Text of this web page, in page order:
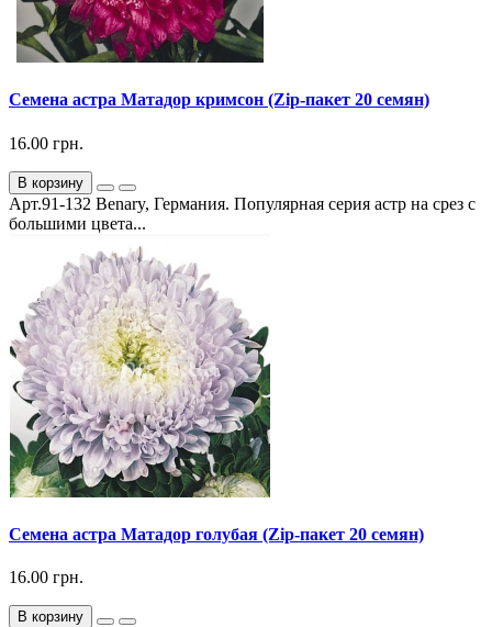
Семена астра Матадор кримсон (Zip-пакет 20 семян)
16.00 грн.
В корзину
Арт.91-132 Benary, Германия. Популярная серия астр на срез с
большими цвета...
Семена астра Матадор голубая (Zip-пакет 20 семян)
16.00 грн.
В корзину